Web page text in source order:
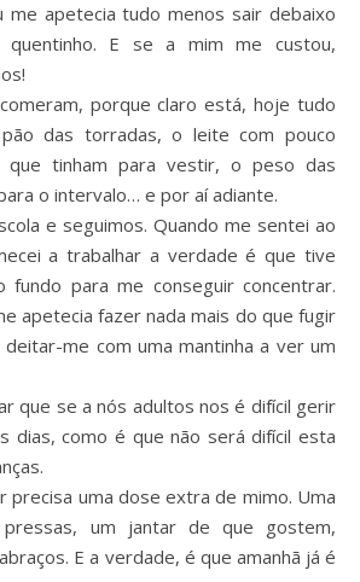
apetecia tudo menos sair debaixo
E se a mim me custou,
porque claro está, hoje tudo
das torradas, o leite com pouco
que tinham para vestir, o peso das
o intervalo… e por aí adiante.
e seguimos. Quando me sentei ao
a trabalhar a verdade é que tive
fundo para me conseguir concentrar.
apetecia fazer nada mais do que fugir
me com uma mantinha a ver um
que se a nós adultos nos é difícil gerir
dias, como é que não será difícil esta
precisa uma dose extra de mimo. Uma
um jantar de que gostem,
E a verdade, é que amanhã já é